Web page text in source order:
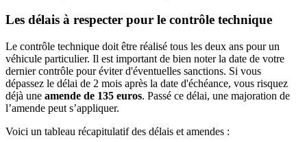
Les délais à respecter pour le contrôle technique
Le contrôle technique doit être réalisé tous les deux ans pour un
véhicule particulier. Il est important de bien noter la date de votre
dernier contrôle pour éviter d'éventuelles sanctions. Si vous
dépassez le délai de 2 mois après la date d'échéance, vous risquez
déjà une amende de 135 euros. Passé ce délai, une majoration de
l’amende peut s’appliquer.
Voici un tableau récapitulatif des délais et amendes :